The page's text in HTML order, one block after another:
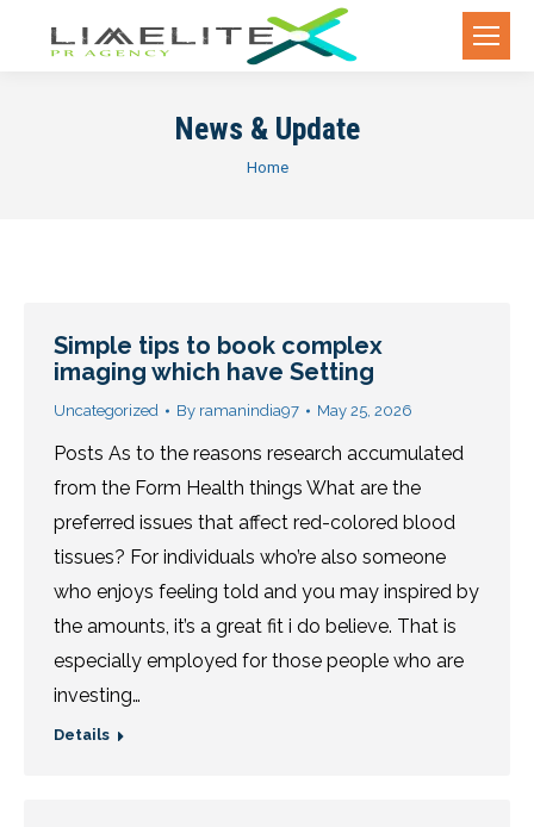
News & Update
You are here:
Home
Simple tips to book complex
imaging which have Setting
Uncategorized By ramanindia97 May 25, 2026
Posts As to the reasons research accumulated
from the Form Health things What are the
preferred issues that affect red-colored blood
tissues? For individuals who’re also someone
who enjoys feeling told and you may inspired by
the amounts, it’s a great fit i do believe. That is
especially employed for those people who are
investing…
Details